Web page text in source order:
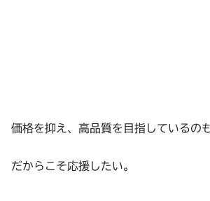
価格を抑え、高品質を目指しているの
だからこそ応援したい。